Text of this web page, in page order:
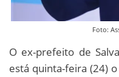
Foto:
O ex-prefeito de
está quinta-feira (24)